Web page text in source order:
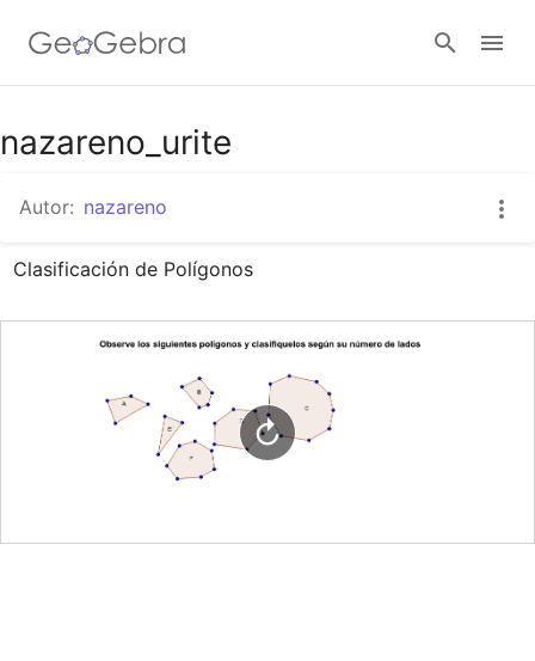
Google Classroom
GeoGebra Classroom
nazareno_urite
Autor: nazareno
Clasificación de Polígonos